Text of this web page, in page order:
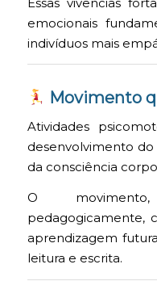
Essas vivências
emocionais
indivíduos mais
Movimento
Atividades
desenvolvimento
da consciência
O
pedagogicamente,
aprendizagem
leitura e escrita.